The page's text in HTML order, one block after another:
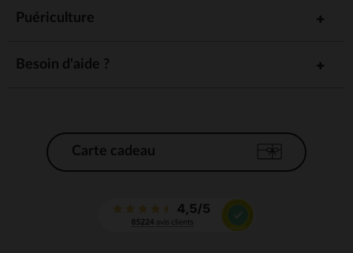
Puériculture
Besoin d'aide ?
Carte cadeau